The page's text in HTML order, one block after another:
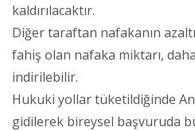
kaldırılacaktır.
Diğer taraftan nafakanın
fahiş olan nafaka miktarı,
indirilebilir.
Hukuki yollar tüketildiğinde
gidilerek bireysel başvuruda